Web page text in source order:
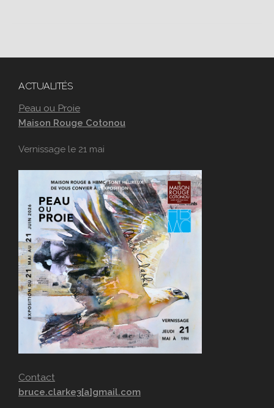
ACTUALITÉS
Peau ou Proie
Maison Rouge Cotonou
Vernissage le 21 mai
Contact
bruce.clarke3[a]gmail.com